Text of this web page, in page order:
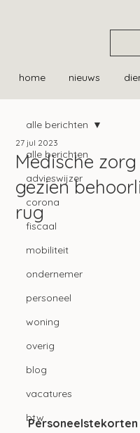
home nieuws
alle berichten
advieswijzer
corona
fiscaal
mobiliteit
ondernemer
personeel
woning
overig
blog
vacatures
btw
alle berichten
Medische
gezien
rug
27 jul 2023
Personeelstekorten